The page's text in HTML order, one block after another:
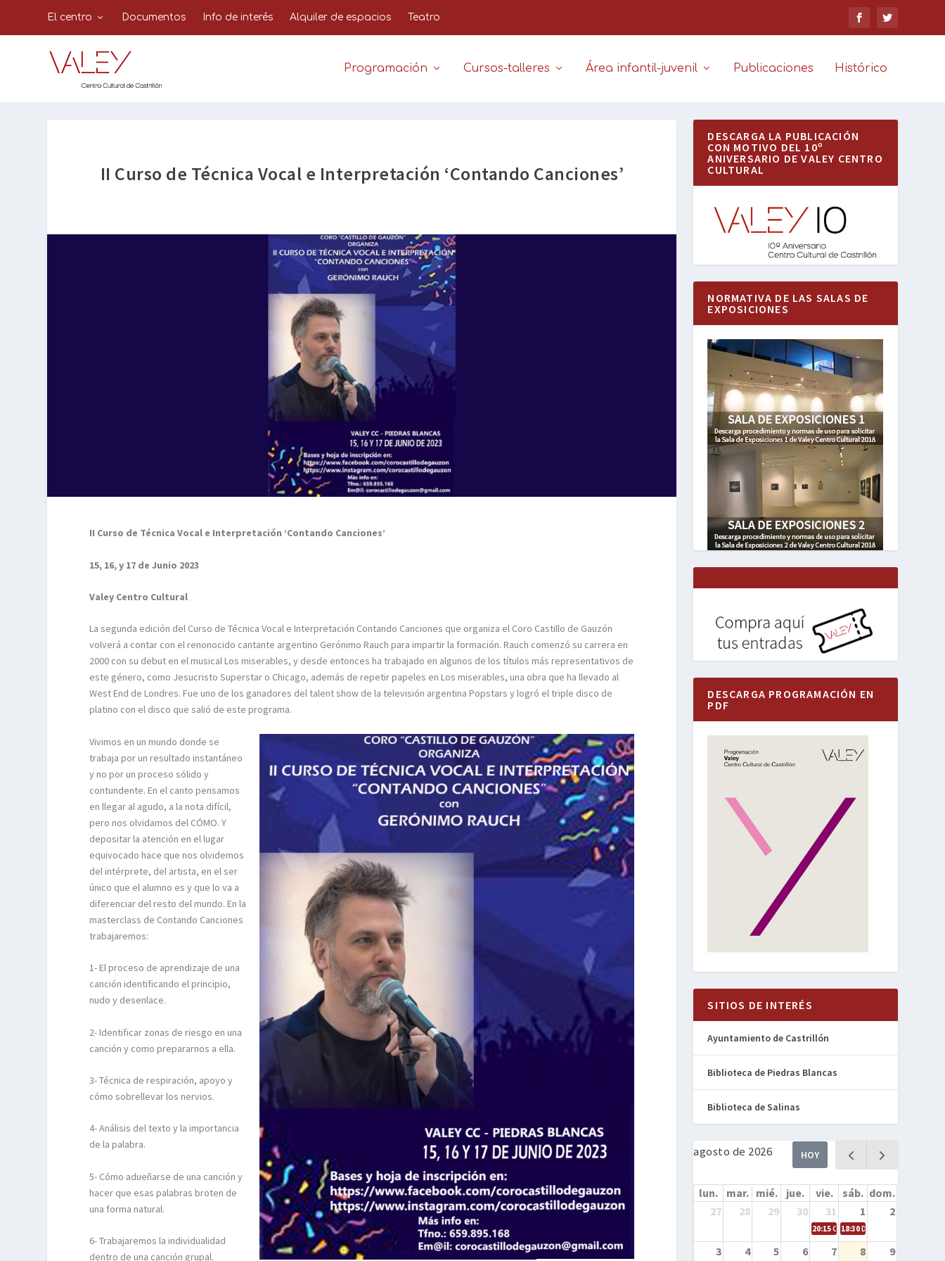
El centro Documentos Info de interés Alquiler de espacios Teatro
Programación Cursos-talleres Área infantil-juvenil Publicaciones Histórico
II Curso de Técnica Vocal e Interpretación ‘Contando Canciones’
II Curso de Técnica Vocal e Interpretación ‘Contando Canciones’
15, 16, y 17 de Junio 2023
Valey Centro Cultural
La segunda edición del Curso de Técnica Vocal e Interpretación Contando Canciones que organiza el Coro Castillo de Gauzón
volverá a contar con el renonocido cantante argentino Gerónimo Rauch para impartir la formación. Rauch comenzó su carrera en
2000 con su debut en el musical Los miserables, y desde entonces ha trabajado en algunos de los títulos más representativos de
este género, como Jesucristo Superstar o Chicago, además de repetir papeles en Los miserables, una obra que ha llevado al
West End de Londres. Fue uno de los ganadores del talent show de la televisión argentina Popstars y logró el triple disco de
platino con el disco que salió de este programa.
Vivimos en un mundo donde se
trabaja por un resultado instantáneo
y no por un proceso sólido y
contundente. En el canto pensamos
en llegar al agudo, a la nota difícil,
pero nos olvidamos del CÓMO. Y
depositar la atención en el lugar
equivocado hace que nos olvidemos
del intérprete, del artista, en el ser
único que el alumno es y que lo va a
diferenciar del resto del mundo. En la
masterclass de Contando Canciones
trabajaremos:
1- El proceso de aprendizaje de una
canción identificando el principio,
nudo y desenlace.
2- Identificar zonas de riesgo en una
canción y como prepararnos a ella.
3- Técnica de respiración, apoyo y
cómo sobrellevar los nervios.
4- Análisis del texto y la importancia
de la palabra.
5- Cómo adueñarse de una canción y
hacer que esas palabras broten de
una forma natural.
6- Trabajaremos la individualidad
dentro de una canción grupal.
DESCARGA LA PUBLICACIÓN
CON MOTIVO DEL 10º
ANIVERSARIO DE VALEY CENTRO
CULTURAL
NORMATIVA DE LAS SALAS DE
EXPOSICIONES
DESCARGA PROGRAMACIÓN EN
PDF
SITIOS DE INTERÉS
Ayuntamiento de Castrillón
Biblioteca de Piedras Blancas
Biblioteca de Salinas
agosto de 2026 HOY
lun. mar. mié. jue. vie. sáb. dom.
27
28 29 30 31 1 2
20:15Cine en la calle – Cómo
18:30Danza – Cita en el
3 4 5 6 7 8 9